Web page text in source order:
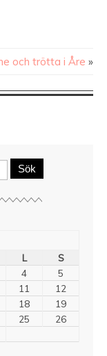
och trötta i Åre »
Sök
L
S
4
5
11
12
18
19
25
26